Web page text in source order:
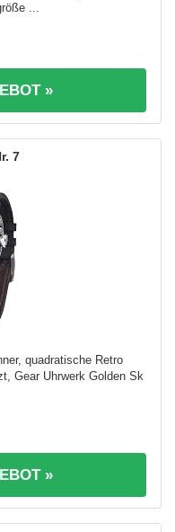
...
»
7
quadratische Retro
Gear Uhrwerk Golden Sk
»